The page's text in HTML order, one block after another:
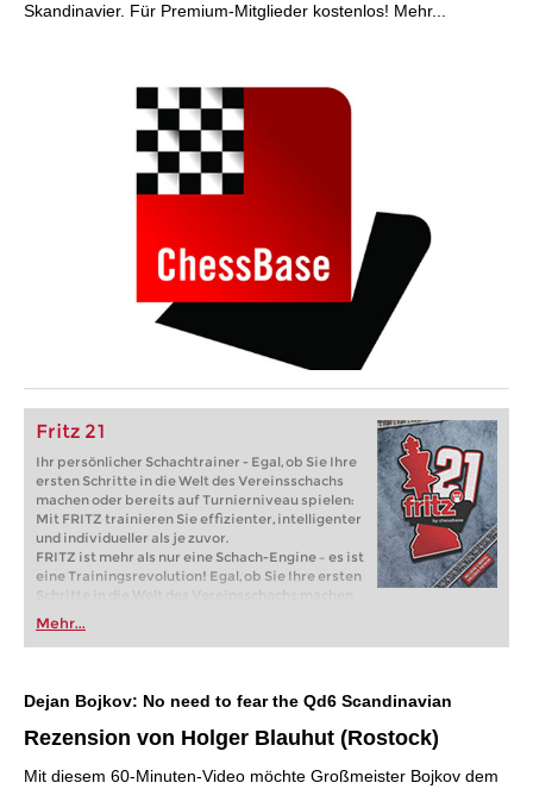
Skandinavier. Für Premium-Mitglieder kostenlos! Mehr...
Fritz 21
Ihr persönlicher Schachtrainer - Egal, ob Sie Ihre
ersten Schritte in die Welt des Vereinsschachs
machen oder bereits auf Turnierniveau spielen:
Mit FRITZ trainieren Sie effizienter, intelligenter
und individueller als je zuvor.
FRITZ ist mehr als nur eine Schach-Engine – es ist
eine Trainingsrevolution! Egal, ob Sie Ihre ersten
Schritte in die Welt des Vereinsschachs machen
oder bereits auf Turnierniveau spielen: Mit
FRITZ trainieren Sie effizienter, intelligenter und
individueller als je zuvor.
Mehr...
Dejan Bojkov: No need to fear the Qd6 Scandinavian
Rezension von Holger Blauhut (Rostock)
Mit diesem 60-Minuten-Video möchte Großmeister Bojkov dem